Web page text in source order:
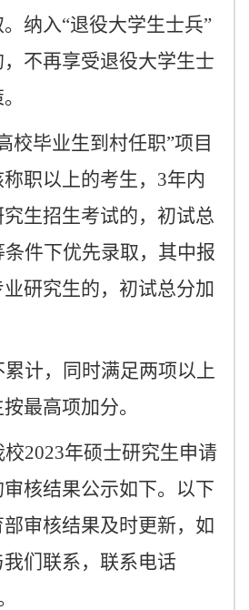
纳入“退役大学生士兵”
不再享受退役大学生士
校毕业生到村任职”项目
职以上的考生， 3年内
生招生考试的，初试总
条件下优先录取，其中报
研究生的，初试总分加
计，同时满足两项以上
最高项加分。
校2023年硕士研究生申请
核结果公示如下。以下
审核结果及时更新，如
们联系，联系电话